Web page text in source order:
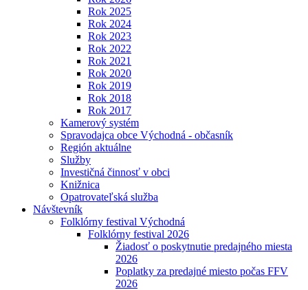
Rok 2025
Rok 2024
Rok 2023
Rok 2022
Rok 2021
Rok 2020
Rok 2019
Rok 2018
Rok 2017
Kamerový systém
Spravodajca obce Východná - občasník
Región aktuálne
Služby
Investičná činnosť v obci
Knižnica
Opatrovateľská služba
Návštevník
Folklórny festival Východná
Folklórny festival 2026
Žiadosť o poskytnutie predajného miesta
2026
Poplatky za predajné miesto počas FFV
2026